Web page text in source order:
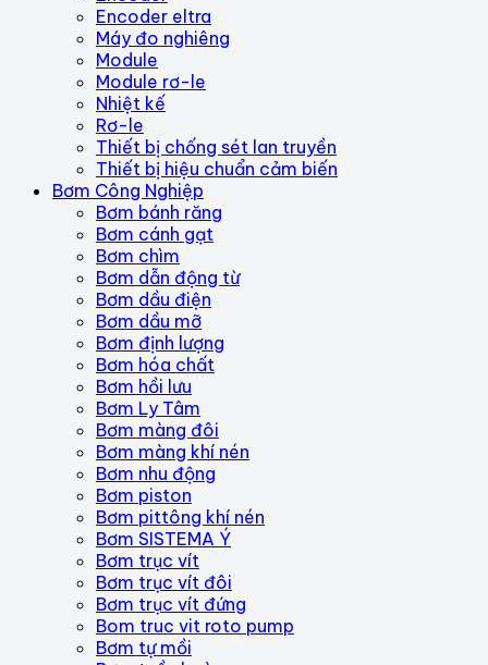
Encoder eltra
Máy đo nghiêng
Module
Module rơ-le
Nhiệt kế
Rơ-le
Thiết bị chống sét lan truyền
Thiết bị hiệu chuẩn cảm biến
Bơm Công Nghiệp
Bơm bánh răng
Bơm cánh gạt
Bơm chìm
Bơm dẫn động từ
Bơm dầu điện
Bơm dầu mỡ
Bơm định lượng
Bơm hóa chất
Bơm hồi lưu
Bơm Ly Tâm
Bơm màng đôi
Bơm màng khí nén
Bơm nhu động
Bơm piston
Bơm pittông khí nén
Bơm SISTEMA Ý
Bơm trục vít
Bơm trục vít đôi
Bơm trục vít đứng
Bom truc vit roto pump
Bơm tự mồi